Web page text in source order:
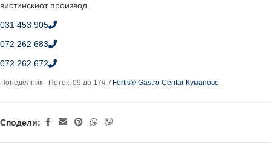
вистинскиот производ.
031 453 905
072 262 683
072 262 672
Понеделник - Петок: 09 до 17ч. / Fortis® Gastro Centar Куманово
Сподели: